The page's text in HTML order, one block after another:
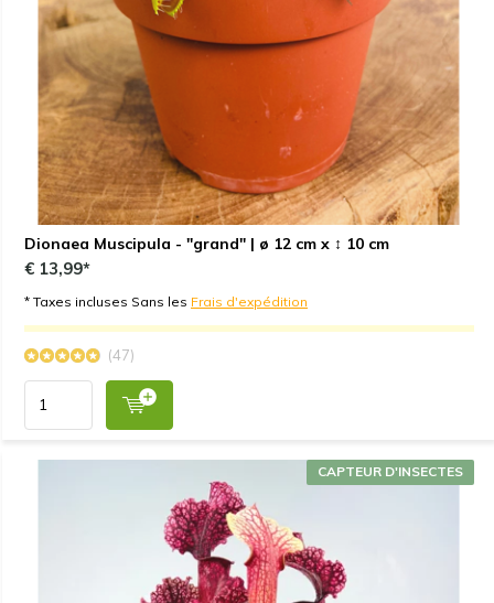
Dionaea Muscipula - "grand" | ø 12 cm x ↕ 10 cm
€ 13,99*
* Taxes incluses Sans les Frais d'expédition
(47)
CAPTEUR D'INSECTES